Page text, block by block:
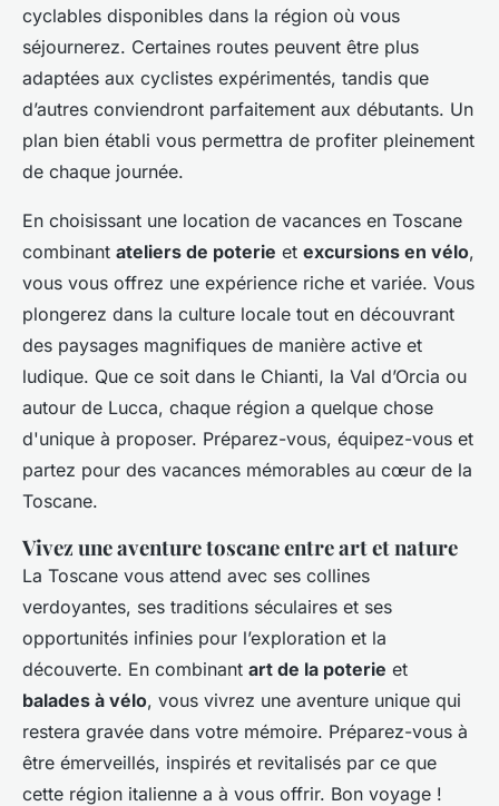
cyclables disponibles dans la région où vous
séjournerez. Certaines routes peuvent être plus
adaptées aux cyclistes expérimentés, tandis que
d’autres conviendront parfaitement aux débutants. Un
plan bien établi vous permettra de profiter pleinement
de chaque journée.
En choisissant une location de vacances en Toscane
combinant ateliers de poterie et excursions en vélo,
vous vous offrez une expérience riche et variée. Vous
plongerez dans la culture locale tout en découvrant
des paysages magnifiques de manière active et
ludique. Que ce soit dans le Chianti, la Val d’Orcia ou
autour de Lucca, chaque région a quelque chose
d'unique à proposer. Préparez-vous, équipez-vous et
partez pour des vacances mémorables au cœur de la
Toscane.
Vivez une aventure toscane entre art et nature
La Toscane vous attend avec ses collines
verdoyantes, ses traditions séculaires et ses
opportunités infinies pour l’exploration et la
découverte. En combinant art de la poterie et
balades à vélo, vous vivrez une aventure unique qui
restera gravée dans votre mémoire. Préparez-vous à
être émerveillés, inspirés et revitalisés par ce que
cette région italienne a à vous offrir. Bon voyage !